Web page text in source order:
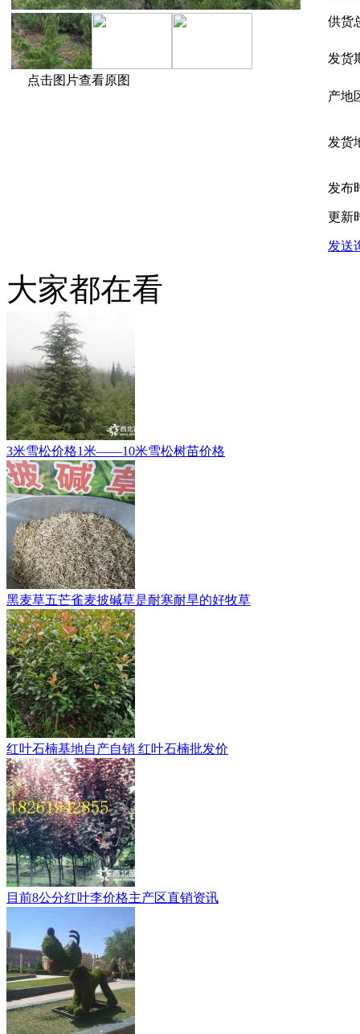
点击图片查看原图
供货
发货
产地
发货
发布
更新
发送
大家都在看
3米雪松价格1米——10米雪松树苗价格
黑麦草五芒雀麦披碱草是耐寒耐旱的好牧草
红叶石楠基地自产自销 红叶石楠批发价
目前8公分红叶李价格主产区直销资讯